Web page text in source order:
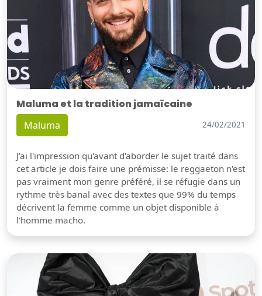
Maluma et la tradition jamaïcaine
Maluma 24/02/2021
J'ai l'impression qu'avant d'aborder le sujet traité dans
cet article je dois faire une prémisse: le reggaeton n'est
pas vraiment mon genre préféré, il se réfugie dans un
rythme très banal avec des textes que 99% du temps
décrivent la femme comme un objet disponible à
l'homme macho.